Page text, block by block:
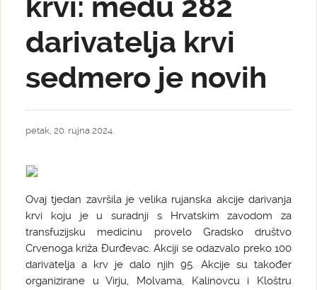
darivatelja krvi
sedmero je novih
petak, 20. rujna 2024.
Ovaj tjedan završila je velika rujanska akcije darivanja
krvi koju je u suradnji s Hrvatskim zavodom za
transfuzijsku medicinu provelo Gradsko društvo
Crvenoga križa Đurđevac. Akciji se odazvalo preko 100
darivatelja a krv je dalo njih 95. Akcije su također
organizirane u Virju, Molvama, Kalinovcu i Kloštru